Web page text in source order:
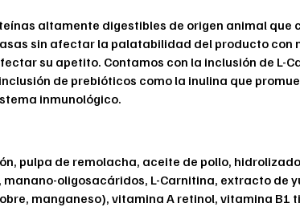
altamente digestibles de origen animal
sin afectar la palatabilidad del producto con
su apetito. Contamos con la inclusión de L-
de prebióticos como la inulina que
inmunológico.
pulpa de remolacha, aceite de pollo,
oligosacáridos, L-Carnitina, extracto de
manganeso), vitamina A retinol, vitamina